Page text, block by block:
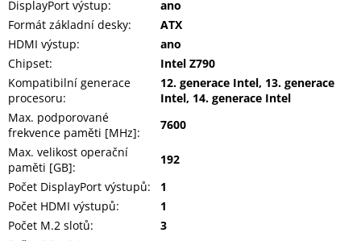
DisplayPort výstup:
ano
Formát základní desky:
ATX
HDMI výstup:
ano
Chipset:
Intel Z790
Kompatibilní generace
procesoru:
12. generace Intel, 13. generace
Intel, 14. generace Intel
Max. podporované
frekvence paměti [MHz]:
7600
Max. velikost operační
paměti [GB]:
192
Počet DisplayPort výstupů:
1
Počet HDMI výstupů:
1
Počet M.2 slotů:
3